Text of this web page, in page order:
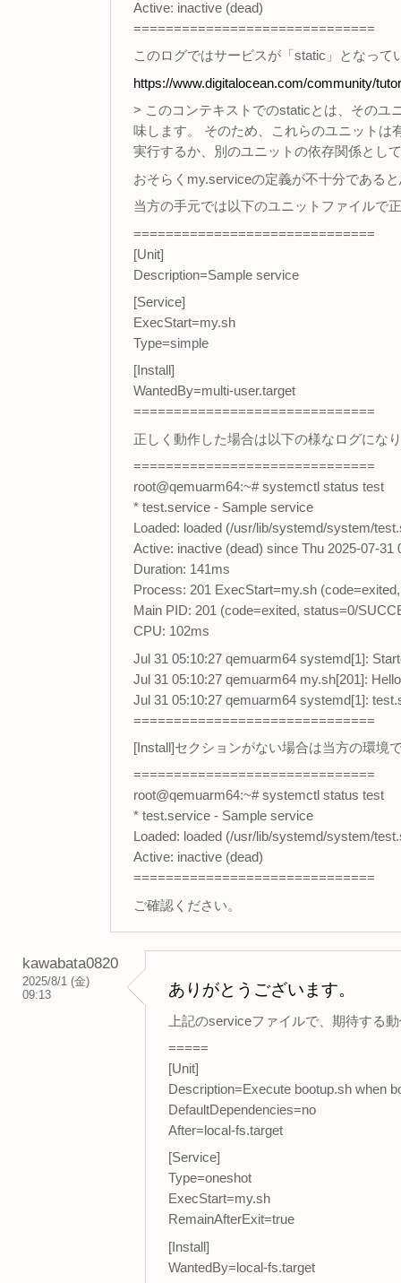
Active: inactive (dead)
==============================
このログではサービスが「static」となって
https://www.digitalocean.com/community/
> このコンテキストでのstaticとは、そのユ
味します。 そのため、これらのユニットは
実行するか、別のユニットの依存関係とし
おそらくmy.serviceの定義が不十分である
当方の手元では以下のユニットファイルで
==============================
[Unit]
Description=Sample service
[Service]
ExecStart=my.sh
Type=simple
[Install]
WantedBy=multi-user.target
==============================
正しく動作した場合は以下の様なログにな
==============================
root@qemuarm64:~# systemctl status test
* test.service - Sample service
Loaded: loaded (/usr/lib/systemd/system/
Active: inactive (dead) since Thu 2025-07-31
Duration: 141ms
Process: 201 ExecStart=my.sh
Main PID: 201 (code=exited, status=0/
CPU: 102ms
Jul 31 05:10:27 qemuarm64 systemd[1]:
Jul 31 05:10:27 qemuarm64 my.sh[201]: Hello
Jul 31 05:10:27 qemuarm64 systemd[1]:
==============================
[Install]セクションがない場合は当方の環境
==============================
root@qemuarm64:~# systemctl status test
* test.service - Sample service
Loaded: loaded (/usr/lib/systemd/system/
Active: inactive (dead)
==============================
ご確認ください。
kawabata0820
2025/8/1 (金)
09:13
ありがとうございます。
上記のserviceファイルで、期待する
=====
[Unit]
Description=Execute bootup.sh when
DefaultDependencies=no
After=local-fs.target
[Service]
Type=oneshot
ExecStart=my.sh
RemainAfterExit=true
[Install]
WantedBy=local-fs.target